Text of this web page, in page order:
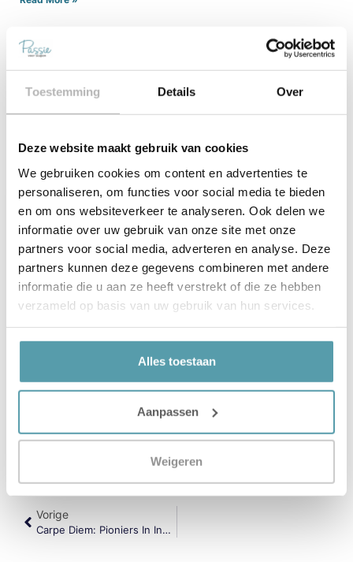
Toestemming Details Over
Deze website maakt gebruik van cookies
We gebruiken cookies om content en advertenties te
personaliseren, om functies voor social media te bieden
en om ons websiteverkeer te analyseren. Ook delen we
informatie over uw gebruik van onze site met onze
partners voor social media, adverteren en analyse. Deze
partners kunnen deze gegevens combineren met andere
informatie die u aan ze heeft verstrekt of die ze hebben
verzameld op basis van uw gebruik van hun services.
Alles toestaan
Aanpassen
Weigeren
Carpe Diem: Pioniers In Innovatie
Het Contour Pocket-systeem van Carpe Diem Beds is
het resultaat van jarenlange ervaring en onderzoek en
een passie voor het
Read More »
Contact Ons
Verstuur
Vorige
Carpe Diem: Pioniers In Innovatie